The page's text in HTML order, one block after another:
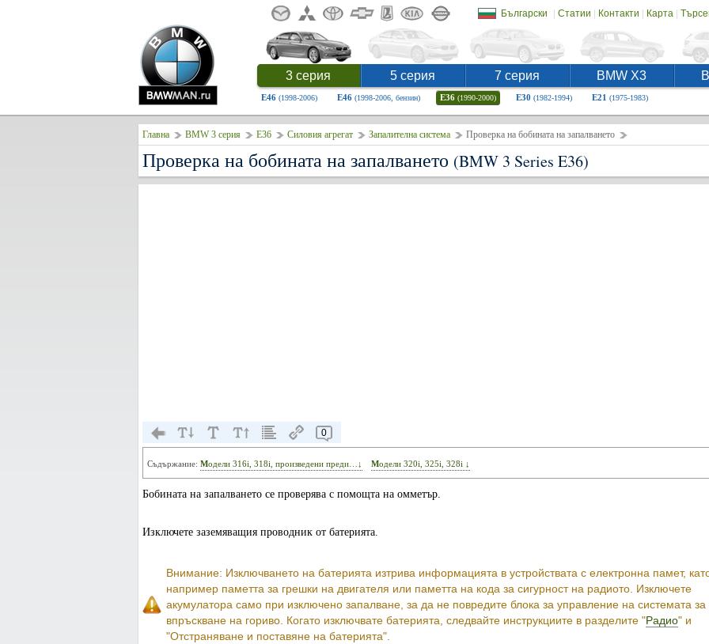
Български | Статии | Контакти | Карта|
3 серия 5 серия 7 серия BMW X3
E46 (1998-2006) E46 (1998-2006, бензин) E36 (1990-2000) E30 (1982-1994) E21 (1975-1983)
Главна BMW 3 серия E36 Силовия агрегат Запалителна система Проверка на бобината на запалването
Проверка на бобината на запалването (BMW 3 Series E36)
0
Съдържание: Модели 316i, 318i, произведени преди…↓ Модели 320i, 325i, 328i ↓
Бобината на запалването се проверява с помощта на омметър.
Изключете заземяващия проводник от батерията.
Внимание: Изключването на батерията изтрива информацията в устройствата с електронна памет,
например паметта за грешки на двигателя или паметта на кода за сигурност на радиото. Изключете
акумулатора само при изключено запалване, за да не повредите блока за управление на системата за
впръскване на гориво. Когато изключвате батерията, следвайте инструкциите в разделите "Радио" и
"Отстраняване и поставяне на батерията".